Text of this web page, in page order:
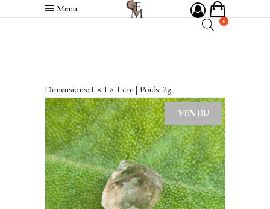
Menu
0
Dimensions: 1 × 1 × 1 cm | Poids: 2g
VENDU